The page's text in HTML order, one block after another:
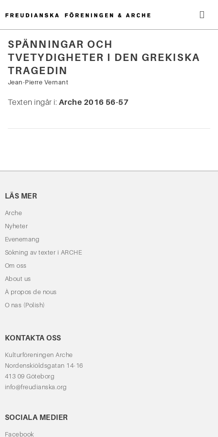
till
innehåll
Sök
efter:
SPÄNNINGAR OCH
TVETYDIGHETER I DEN GREKISKA
TRAGEDIN
Jean-Pierre Vernant
Texten ingår i: Arche 2016 56-57
LÄS MER
Arche
Nyheter
Evenemang
Sökning av texter i ARCHE
Om oss
About us
À propos de nous
O nas (Polish)
KONTAKTA OSS
Kulturföreningen Arche
Nordenskiöldsgatan 14-16
413 09 Göteborg
info@freudianska.org
SOCIALA MEDIER
Facebook